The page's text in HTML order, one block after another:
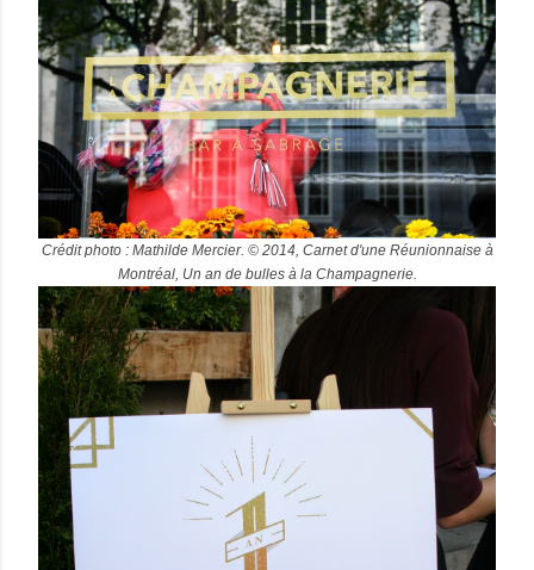
Crédit photo : Mathilde Mercier. © 2014, Carnet d'une Réunionnaise à
Montréal, Un an de bulles à la Champagnerie.